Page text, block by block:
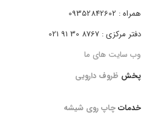
همراه : 09352842602
دفتر مرکزی : 8767 30 91 021
وب سایت های ما
پخش ظروف دارویی
خدماتچاپ روی شیشه